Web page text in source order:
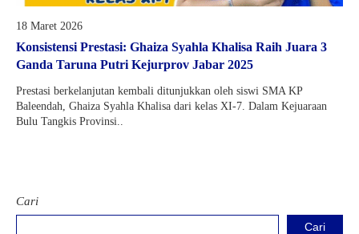
18 Maret 2026
Konsistensi Prestasi: Ghaiza Syahla Khalisa Raih Juara 3
Ganda Taruna Putri Kejurprov Jabar 2025
Prestasi berkelanjutan kembali ditunjukkan oleh siswi SMA KP
Baleendah, Ghaiza Syahla Khalisa dari kelas XI-7. Dalam Kejuaraan
Bulu Tangkis Provinsi..
Cari
Cari